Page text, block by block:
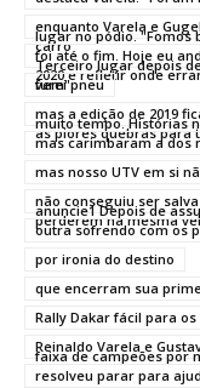
enquanto Varela e
lugar no pódio. "Fomos
carro
foi até o fim. Hoje eu
Terceiro lugar depois
2020 e refletir onde
vem"
furei pneu
mas a edição de 2019
muito tempo. Histórias
as piores quebras para
mas carimbaram a dos
mas nosso UTV em si
não conseguiu ser
anuncie1 Depois de
perderem na mesma
outra sofrendo com os
por ironia do destino
que encerram sua
Rally Dakar fácil para
Reinaldo Varela e
faixa de campeões por
resolveu parar para